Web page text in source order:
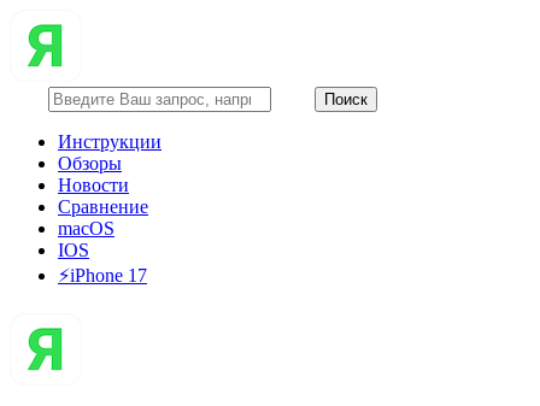
Инструкции
Обзоры
Новости
Сравнение
macOS
IOS
⚡️iPhone 17